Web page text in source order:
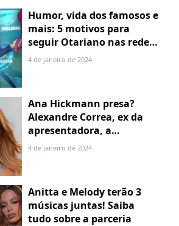
Humor, vida dos famosos e
mais: 5 motivos para
seguir Otariano nas redes
sociais
4 de janeiro de 2024
Ana Hickmann presa?
Alexandre Correa, ex da
apresentadora, a
denuncia por alienação
4 de janeiro de 2024
Anitta e Melody terão 3
músicas juntas! Saiba
tudo sobre a parceria